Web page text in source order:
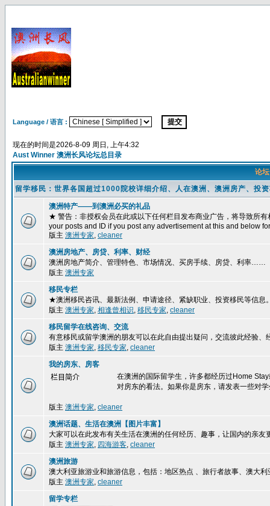
Language / 语言 :
现在的时间是2026-8-09 周日, 上午4:32
Aust Winner 澳洲长风论坛总目录
论
留学移民：世界各国超过1000院校详细介绍、人在澳洲、澳洲房产、
澳洲特产——到澳洲必买的礼品
★ 警告：非授权会员在此或以下任何栏目发布商业广告，将导致所
your posts and ID if you post any advertisement at this and below
版主 澳洲专家, cleaner
澳洲房地产、房贷、利率、财经
澳洲房地产简介、管理特色、市场情况、买房手续、房贷、利率……
版主 澳洲专家
移民专栏
★澳洲移民咨讯、最新法例、申请途径、紧缺职业、投资移民等信息
版主 澳洲专家, 相逢曾相识, 移民专家, cleaner
移民留学在线咨询、交流
有意移民或留学澳洲的朋友可以在此自由提出疑问，交流彼此经验、
版主 澳洲专家, 移民专家, cleaner
我的房东、房客
栏目简介
在澳洲的国际留学生，许多都经历过Home
对房东的看法。如果你是房东，请发表一些对
版主 澳洲专家, cleaner
澳洲话题、生活在澳洲【图片丰富】
大家可以在此发布有关生活在澳洲的任何经历、趣事，让国内的亲
版主 澳洲专家, 四海游客, cleaner
澳洲旅游
澳大利亚旅游业和旅游信息，包括：地区热点 、旅行者故事、澳大
版主 澳洲专家, cleaner
留学专栏